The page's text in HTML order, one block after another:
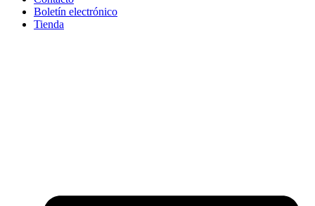
Boletín electrónico
Tienda